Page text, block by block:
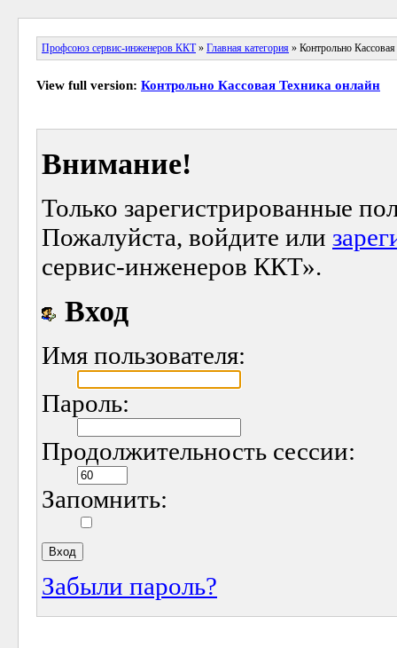
Профсоюз сервис-инженеров ККТ» Главная категория » Контрольно
View full version: Контрольно Кассовая Техника онлайн
Внимание!
Только зарегистрированные
Пожалуйста, войдите или
сервис-инженеров ККТ».
Вход
Имя пользователя:
Пароль:
Продолжительность сессии:
Запомнить:
Забыли пароль?